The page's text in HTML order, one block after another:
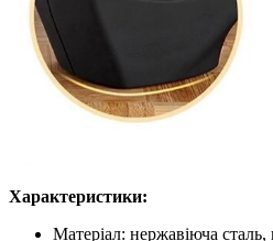
Характеристики:
Матеріал: нержавіюча сталь,